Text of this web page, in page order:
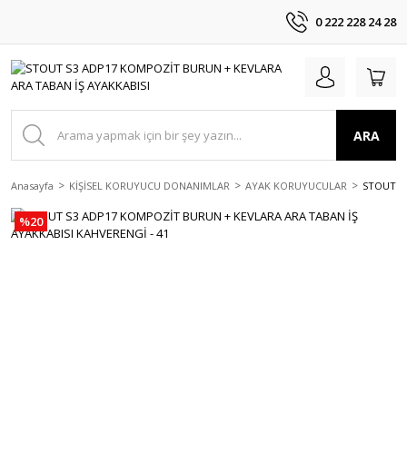
0 222 228 24 28
ARA
Anasayfa KİŞİSEL KORUYUCU DONANIMLAR AYAK KORUYUCULAR STOUT
%20